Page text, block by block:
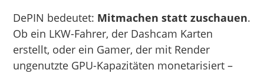
DePIN bedeutet: Mitmachen statt zuschauen.
Ob ein LKW-Fahrer, der Dashcam Karten
erstellt, oder ein Gamer, der mit Render
ungenutzte GPU-Kapazitäten monetarisiert –